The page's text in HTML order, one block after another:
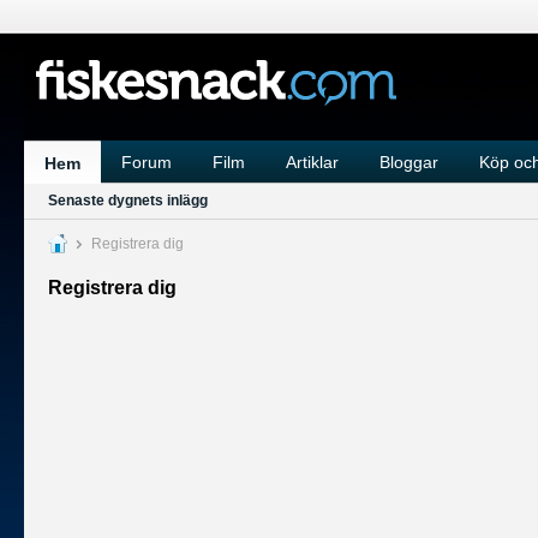
Hem Forum Film Artiklar Bloggar Köp
Senaste dygnets inlägg
Registrera dig
Registrera dig